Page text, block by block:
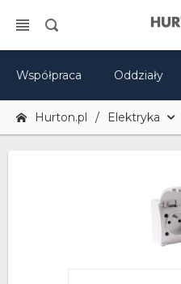
Współpraca Oddziały
Hurton.pl Elektryka